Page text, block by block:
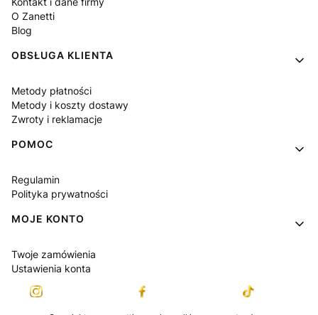
O Zanetti
Blog
OBSŁUGA KLIENTA
Metody płatności
Metody i koszty dostawy
Zwroty i reklamacje
POMOC
Regulamin
Polityka prywatności
MOJE KONTO
Twoje zamówienia
Ustawienia konta